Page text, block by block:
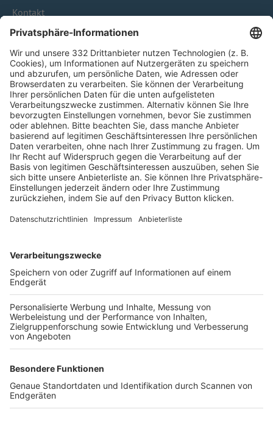
Kontakt
HÄUFIG BESUCHTE SEITEN
Pässe und Vereinswechsel
Trainerausbildung
Schulungsangebot Vereinsmitarbeiter
BFV-Geschäftsstellen
Trainerbörse
Login SpielPlus
FOLGE DEM BFV
TOP-VEREINE
TOP-PARTNER